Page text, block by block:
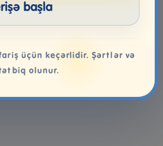
başla
üçün keçərlidir. Şərtlər və
olunur.